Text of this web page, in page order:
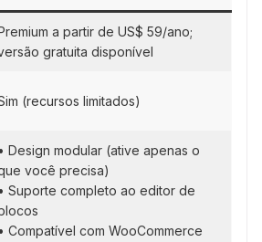
a partir de US$ 59/ano;
gratuita disponível
(recursos limitados)
• Design modular (ative apenas o
você precisa)
• Suporte completo ao editor de
• Compatível com WooCommerce